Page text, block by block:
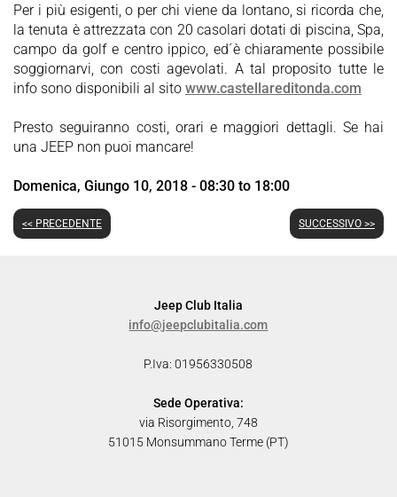
Per i più esigenti, o per chi viene da lontano, si ricorda che,
la tenuta è attrezzata con 20 casolari dotati di piscina, Spa,
campo da golf e centro ippico, ed´è chiaramente possibile
soggiornarvi, con costi agevolati. A tal proposito tutte le
info sono disponibili al sito www.castellareditonda.com
Presto seguiranno costi, orari e maggiori dettagli. Se hai
una JEEP non puoi mancare!
Domenica, Giungo 10, 2018 - 08:30 to 18:00
<< PRECEDENTE SUCCESSIVO >>
Jeep Club Italia
info@jeepclubitalia.com
P.Iva: 01956330508
Sede Operativa:
via Risorgimento, 748
51015 Monsummano Terme (PT)